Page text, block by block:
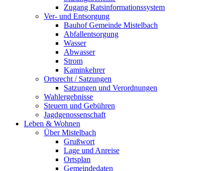
Zugang Ratsinformationssystem
Ver- und Entsorgung
Bauhof Gemeinde Mistelbach
Abfallentsorgung
Wasser
Abwasser
Strom
Kaminkehrer
Ortsrecht / Satzungen
Satzungen und Verordnungen
Wahlergebnisse
Steuern und Gebühren
Jagdgenossenschaft
Leben & Wohnen
Über Mistelbach
Grußwort
Lage und Anreise
Ortsplan
Gemeindedaten